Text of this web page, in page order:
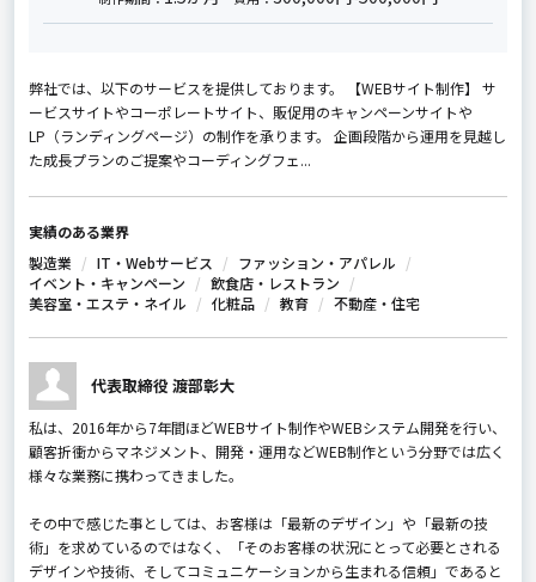
弊社では、以下のサービスを提供しております。 【WEBサイト制作】 サ
ービスサイトやコーポレートサイト、販促用のキャンペーンサイトや
LP（ランディングページ）の制作を承ります。 企画段階から運用を見越し
た成長プランのご提案やコーディングフェ...
実績のある業界
製造業
IT・Webサービス
ファッション・アパレル
イベント・キャンペーン
飲食店・レストラン
美容室・エステ・ネイル
化粧品 教育 不動産・住宅
代表取締役 渡部彰大
私は、2016年から7年間ほどWEBサイト制作やWEBシステム開発を行い、
顧客折衝からマネジメント、開発・運用などWEB制作という分野では広く
様々な業務に携わってきました。
その中で感じた事としては、お客様は「最新のデザイン」や「最新の技
術」を求めているのではなく、「そのお客様の状況にとって必要とされる
デザインや技術、そしてコミュニケーションから生まれる信頼」であると